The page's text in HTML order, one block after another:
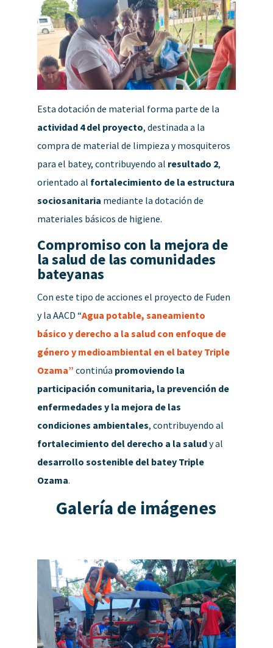
Esta dotación de material forma parte de la
actividad 4 del proyecto, destinada a la
compra de material de limpieza y mosquiteros
para el batey, contribuyendo al resultado 2,
orientado al fortalecimiento de la estructura
sociosanitaria mediante la dotación de
materiales básicos de higiene.
Compromiso con la mejora de
la salud de las comunidades
bateyanas
Con este tipo de acciones el proyecto de Fuden
y la AACD “Agua potable, saneamiento
básico y derecho a la salud con enfoque de
género y medioambiental en el batey Triple
Ozama” continúa promoviendo la
participación comunitaria, la prevención de
enfermedades y la mejora de las
condiciones ambientales, contribuyendo al
fortalecimiento del derecho a la saludy al
desarrollo sostenible del batey Triple
Ozama.
Galería de imágenes